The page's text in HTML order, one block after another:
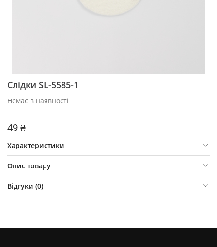
Слідки SL-5585-1
Немає в наявності
49 ₴
Характеристики
Опис товару
Відгуки (0)